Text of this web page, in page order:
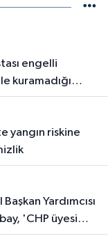
kuramadığı
gözyaşı
'CHP üyesi
ister, yürek